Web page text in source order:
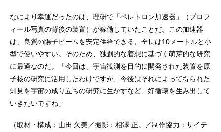
なにより幸運だったのは、理研で「ペレトロン加速器」（プロフ
ィール写真の背後の装置）が稼働していたことだ。この加速器
は、良質の陽子ビームを安定供給できる。全長は10メートルと小
型で使いやすい。そのため、独創的な着想に基づく萌芽的な研究
に最適なのだ。「今回は、宇宙観測を目的に開発された装置を原
子核の研究に活用したわけですが、今後はそれによって得られた
知見を宇宙の成り立ちの研究に生かすなど、好循環を生み出して
いきたいですね」
（取材・構成：山田 久美／撮影：相澤 正。／制作協力：サイテ